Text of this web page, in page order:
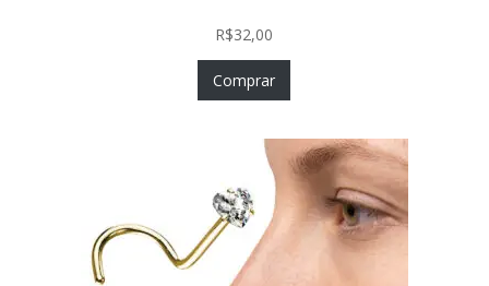
R$32,00
Comprar